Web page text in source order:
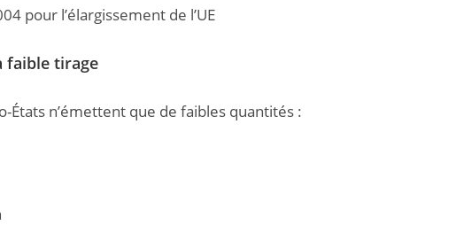
pour l’élargissement de l’UE
faible tirage
États n’émettent que de faibles quantités :